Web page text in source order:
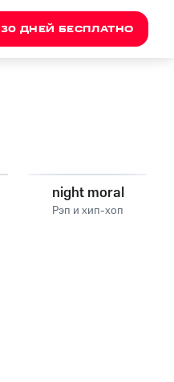
30 ДНЕЙ БЕСПЛАТНО
night moral
Рэп и хип-хоп